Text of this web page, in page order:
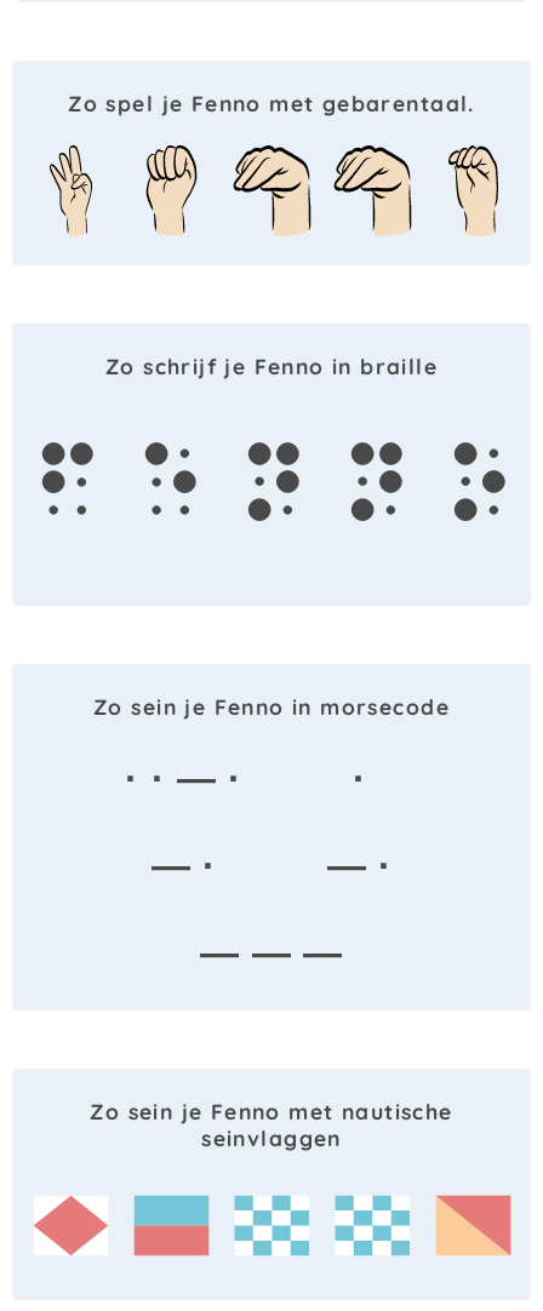
Zo spel je Fenno met gebarentaal.
Zo schrijf je Fenno in braille
f e n n o
Zo sein je Fenno in morsecode
· · — ·
·
— ·
— ·
— — —
Zo sein je Fenno met nautische
seinvlaggen